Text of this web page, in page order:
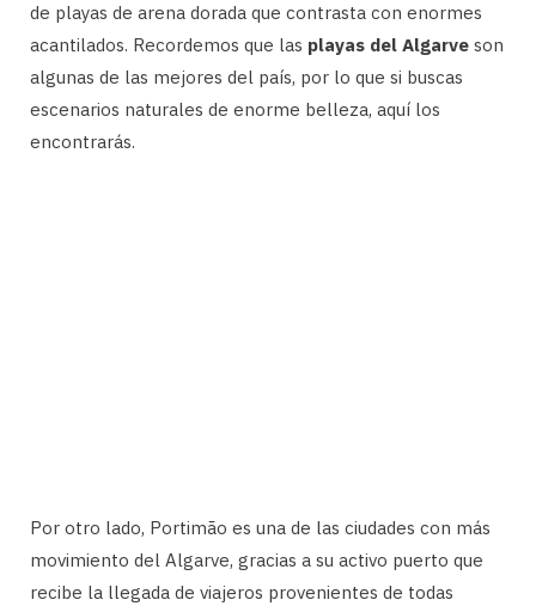
de playas de arena dorada que contrasta con enormes
acantilados. Recordemos que las playas del Algarve son
algunas de las mejores del país, por lo que si buscas
escenarios naturales de enorme belleza, aquí los
encontrarás.
Por otro lado, Portimão es una de las ciudades con más
movimiento del Algarve, gracias a su activo puerto que
recibe la llegada de viajeros provenientes de todas